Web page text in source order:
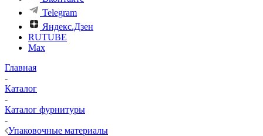
Telegram
Яндекс.Дзен
RUTUBE
Max
Главная
-
Каталог
-
Каталог фурнитуры
-
Упаковочные материалы